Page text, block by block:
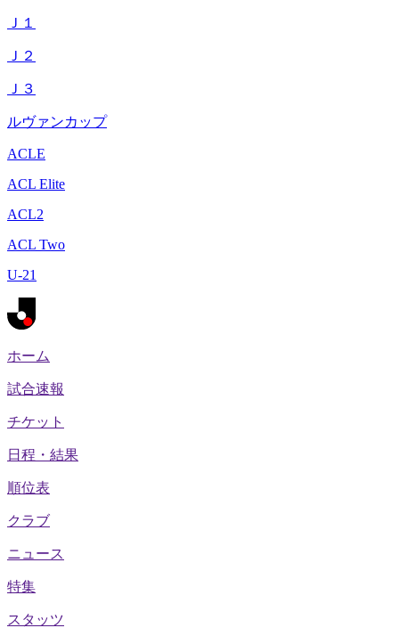
Ｊ１
Ｊ２
Ｊ３
ルヴァンカップ
ACLE
ACL Elite
ACL2
ACL Two
U-21
ホーム
試合速報
チケット
日程・結果
順位表
クラブ
ニュース
特集
スタッツ